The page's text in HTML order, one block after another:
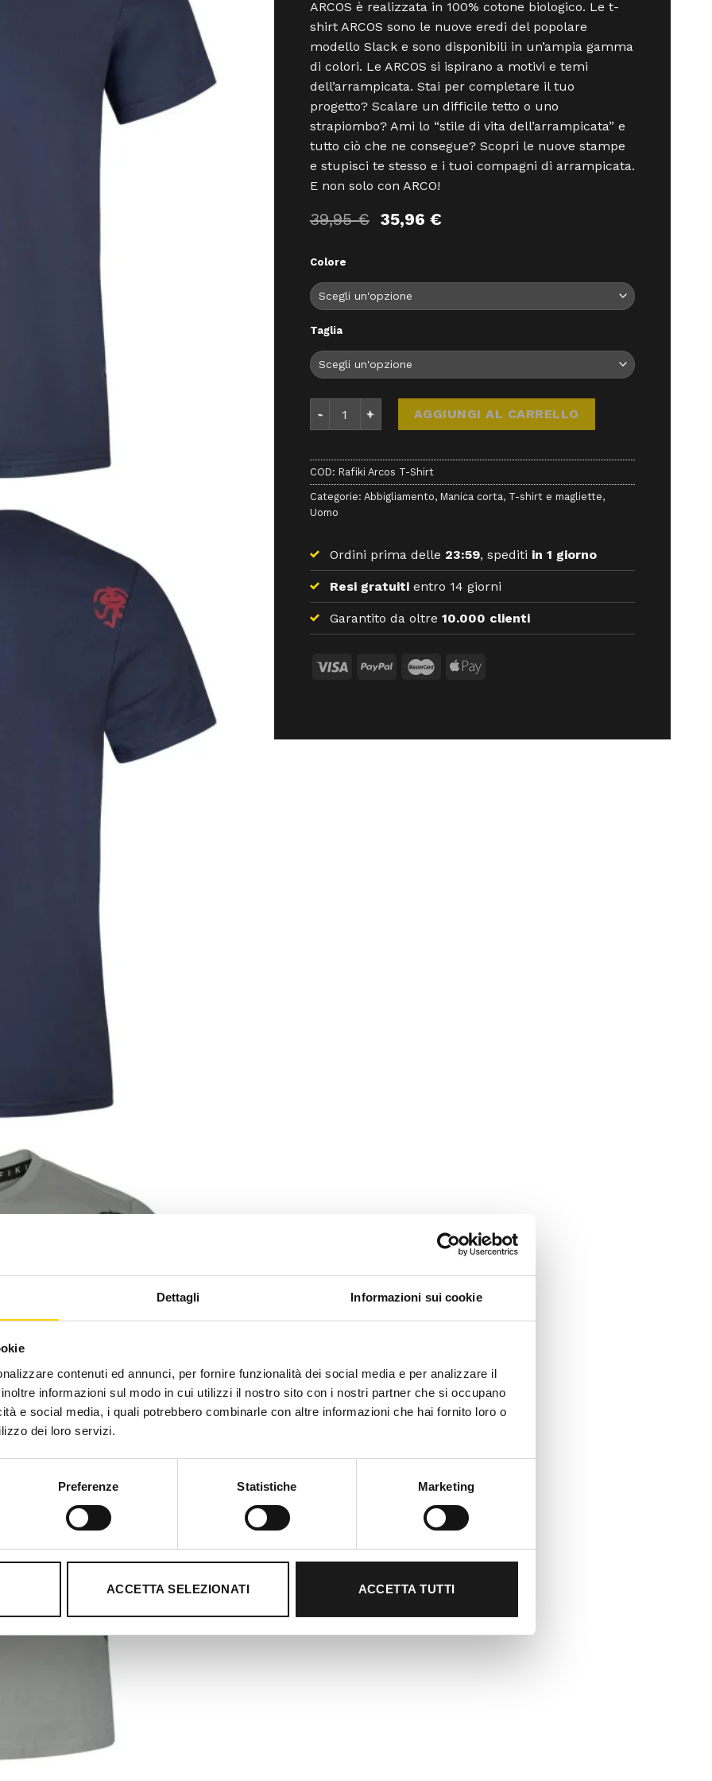
Dettagli Informazioni sui cookie
contenuti ed annunci, per fornire funzionalità dei social media e per analizzare il
informazioni sul modo in cui utilizzi il nostro sito con i nostri partner che si occupano
e social media, i quali potrebbero combinarle con altre informazioni che hai fornito loro o
dei loro servizi.
Preferenze Statistiche Marketing
ACCETTA SELEZIONATI ACCETTA TUTTI
ARCOS è realizzata in 100% cotone biologico. Le t-
shirt ARCOS sono le nuove eredi del popolare
modello Slack e sono disponibili in un’ampia gamma
di colori. Le ARCOS si ispirano a motivi e temi
dell’arrampicata. Stai per completare il tuo
progetto? Scalare un difficile tetto o uno
strapiombo? Ami lo “stile di vita dell’arrampicata” e
tutto ciò che ne consegue? Scopri le nuove stampe
e stupisci te stesso e i tuoi compagni di arrampicata.
E non solo con ARCO!
39,95€ Il
prezzo
39,95 €.
35,96 €Il
35,96 €.
Colore
Taglia
AGGIUNGI AL CARRELLO
COD: Rafiki Arcos T-Shirt
Categorie: Abbigliamento, Manica corta, T-shirt e magliette,
Uomo
Ordini prima delle 23:59, spediti in 1 giorno
Resi gratuitientro 14 giorni
Garantito da oltre 10.000 clienti